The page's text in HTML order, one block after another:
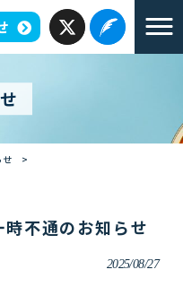
せ
>
不通のお知らせ
2025/08/27